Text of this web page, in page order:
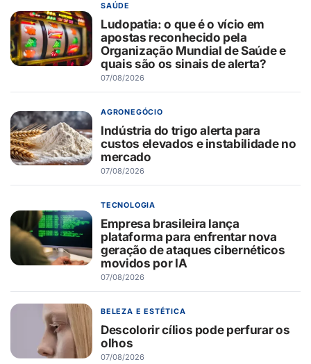
SAÚDE
Ludopatia: o que é o vício em
apostas reconhecido pela
Organização Mundial de Saúde e
quais são os sinais de alerta?
07/08/2026
AGRONEGÓCIO
Indústria do trigo alerta para
custos elevados e instabilidade no
mercado
07/08/2026
TECNOLOGIA
Empresa brasileira lança
plataforma para enfrentar nova
geração de ataques cibernéticos
movidos por IA
07/08/2026
BELEZA E ESTÉTICA
Descolorir cílios pode perfurar os
olhos
07/08/2026